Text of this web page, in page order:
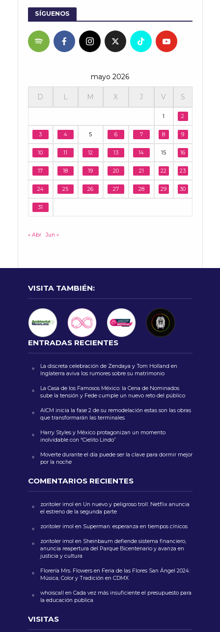
SÍGUENOS
mayo 2026
D L M X J V S
1 2
3 4 5 6 7 8 9
10 11 12 13 14 15 16
17 18 19 20 21 22 23
24 25 26 27 28 29 30
31
« Abr Jun »
VISITA TAMBIÉN:
ENTRADAS RECIENTES
La discreta celebración de Zendaya y Tom Holland en
Inglaterra aviva los rumores sobre su matrimonio
La Casa de los Famosos México: la Cena de Nominados
sube la tensión y Fede cumple un nuevo reto del público
AICM inicia la fase 2 de su remodelación estas son las obras
que transformarán las terminales
Harry Styles y México protagonizan un momento
inolvidable con “Cielito Lindo”
Moverte durante el día puede ser la clave para dormir mejor
por la noche
COMENTARIOS RECIENTES
zoritoler imol en Un nuevo y peligroso troll: Netflix anuncia
el estreno de la segunda parte
zoritoler imol en Superman: esperanza en tiempos cínicos
zoritoler imol en Sheinbaum defiende sistema financiero,
anuncia reapertura del Parque Bicentenario y avanza en
justicia y cultura
Florería Mrs. Flowersen Feria de las Flores San Ángel 2024:
Música, Color y Tradición en CDMX
whoiscall en Cada vez más insuficiente el presupuesto para
la educación pública
VISITAS